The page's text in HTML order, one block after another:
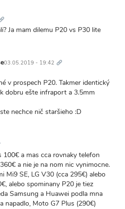
Ja mam dilemu P20 vs P30 lite
03.05.2019 - 19:42 odkaz
v prospech P20. Takmer identický
dobru ešte infraport a 3.5mm
nechce nič staršieho :D
a mas cca rovnaky telefon
a nie je na nom nic vynimocne.
Mi9 SE, LG V30 (cca 295€) alebo
alebo spominany P20 je tiez
Samsung a Huawei podla mna
napadlo, Moto G7 Plus (290€)